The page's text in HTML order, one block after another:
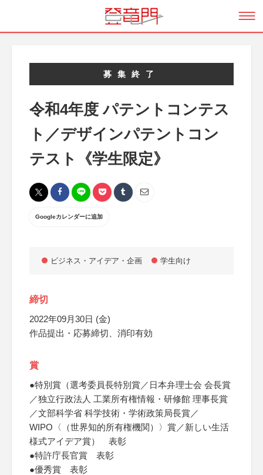
募集終了
令和4年度 パテントコンテス
ト／デザインパテントコン
テスト《学生限定》
Googleカレンダーに追加
ビジネス・アイデア・企画 学生向け
締切
2022年09月30日 (金)
作品提出・応募締切、消印有効
賞
●特別賞（選考委員長特別賞／日本弁理士会 会長賞
／独立行政法人 工業所有権情報・研修館 理事長賞
／文部科学省 科学技術・学術政策局長賞／
WIPO〈（世界知的所有権機関）〉賞／新しい生活
様式アイデア賞） 表彰
●特許庁長官賞 表彰
●優秀賞 表彰